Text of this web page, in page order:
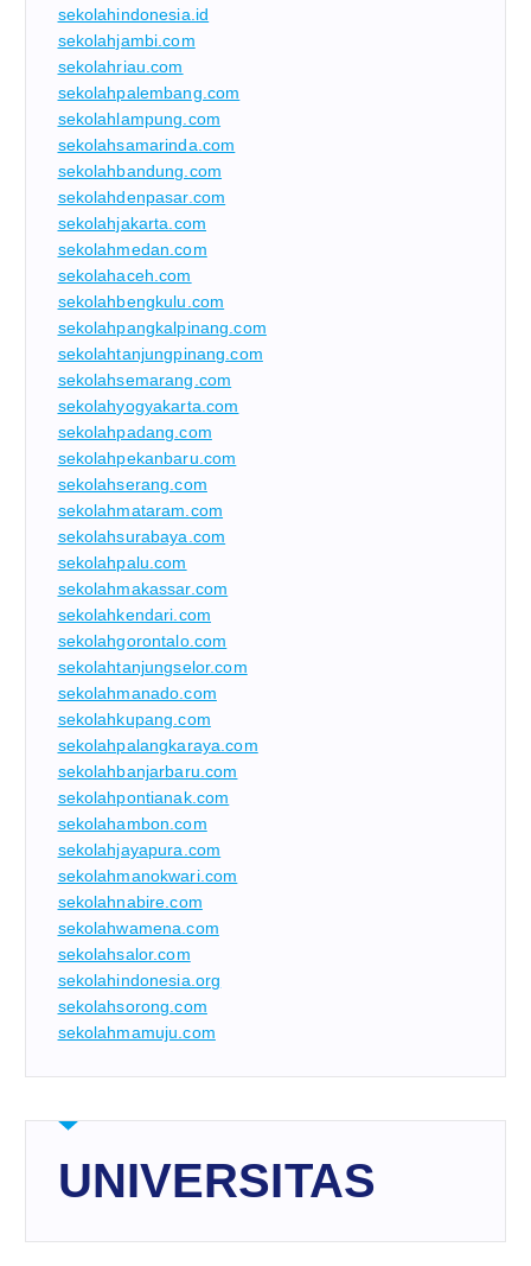
sekolahindonesia.id
sekolahjambi.com
sekolahriau.com
sekolahpalembang.com
sekolahlampung.com
sekolahsamarinda.com
sekolahbandung.com
sekolahdenpasar.com
sekolahjakarta.com
sekolahmedan.com
sekolahaceh.com
sekolahbengkulu.com
sekolahpangkalpinang.com
sekolahtanjungpinang.com
sekolahsemarang.com
sekolahyogyakarta.com
sekolahpadang.com
sekolahpekanbaru.com
sekolahserang.com
sekolahmataram.com
sekolahsurabaya.com
sekolahpalu.com
sekolahmakassar.com
sekolahkendari.com
sekolahgorontalo.com
sekolahtanjungselor.com
sekolahmanado.com
sekolahkupang.com
sekolahpalangkaraya.com
sekolahbanjarbaru.com
sekolahpontianak.com
sekolahambon.com
sekolahjayapura.com
sekolahmanokwari.com
sekolahnabire.com
sekolahwamena.com
sekolahsalor.com
sekolahindonesia.org
sekolahsorong.com
sekolahmamuju.com
UNIVERSITAS